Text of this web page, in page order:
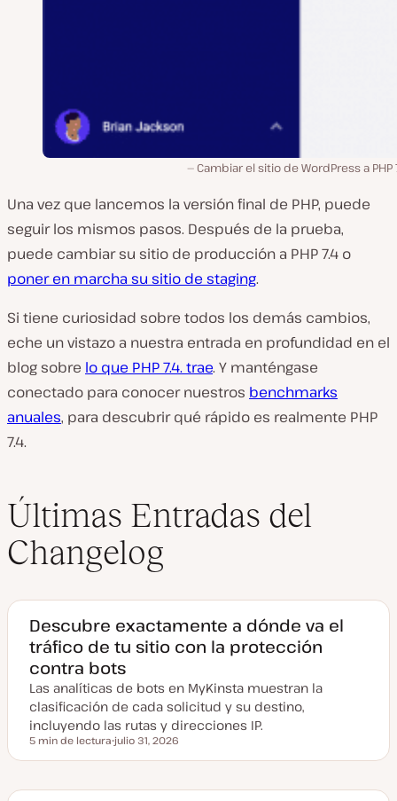
Cambiar el sitio de WordPress a PHP
Una vez que lancemos la versión final de PHP, puede
seguir los mismos pasos. Después de la prueba,
puede cambiar su sitio de producción a PHP 7.4 o
poner en marcha su sitio de staging.
Si tiene curiosidad sobre todos los demás cambios,
eche un vistazo a nuestra entrada en profundidad en el
blog sobre lo que PHP 7.4. trae. Y manténgase
conectado para conocer nuestros benchmarks
anuales, para descubrir qué rápido es realmente PHP
7.4.
Últimas Entradas del
Changelog
Descubre exactamente a dónde va el
tráfico de tu sitio con la protección
contra bots
Las analíticas de bots en MyKinsta muestran la
clasificación de cada solicitud y su destino,
incluyendo las rutas y direcciones IP.
Tiempo de lectura
5 min de lectura
e
julio 31, 2026